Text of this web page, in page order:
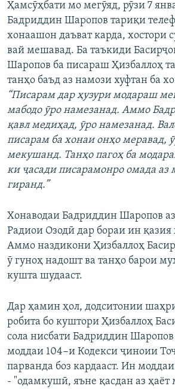
Ҳамсӯҳбати мо мегӯяд, рӯзи 7
Бадриддин Шаропов тариқи
хонаашон даъват карда, хостори
вай мешавад. Ба таъкиди
Шаропов ба писараш Ҳизбаллоҳ
танҳо баъд аз намози хуфтан ба
“Писарам дар ҳузури модараш
мабодо ӯро намезанад. Аммо
қавл медиҳад, ӯро намезанад.
писарам ба хонаи онҳо меравад,
мекушанд. Танҳо пагоҳ ба
ки ҷасади писарамонро омада аз
гиранд.”
Хонаводаи Бадриддин Шаропов аз
Радиои Озодӣ дар бораи ин қазия
Аммо наздикони Ҳизбаллоҳ
ӯ гуноҳ надошт ва танҳо барои
кушта шудааст.
Дар ҳамин ҳол, додситонии
робита бо куштори Ҳизбаллоҳ
сола нисбати Бадриддин
моддаи 104−и Кодекси ҷиноии
парванда боз кардааст. Ин
- "одамкушӣ, яъне қасдан аз ҳаёт